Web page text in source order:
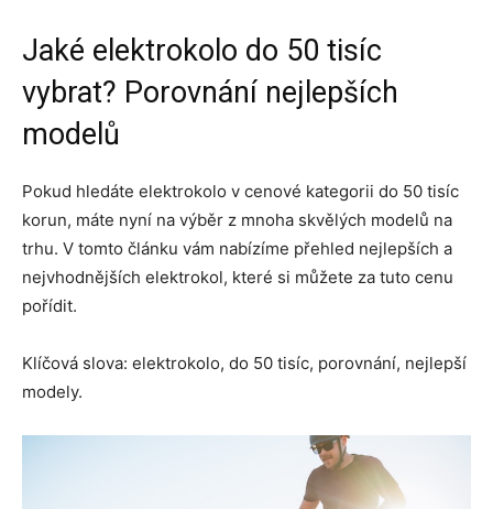
Jaké elektrokolo do 50 tisíc
vybrat? Porovnání nejlepších
modelů
Pokud hledáte elektrokolo v cenové kategorii do 50 tisíc
korun, máte nyní na výběr z mnoha skvělých modelů na
trhu. V tomto článku vám nabízíme přehled nejlepších a
nejvhodnějších elektrokol, které si můžete za tuto cenu
pořídit.
Klíčová slova: elektrokolo, do 50 tisíc, porovnání, nejlepší
modely.